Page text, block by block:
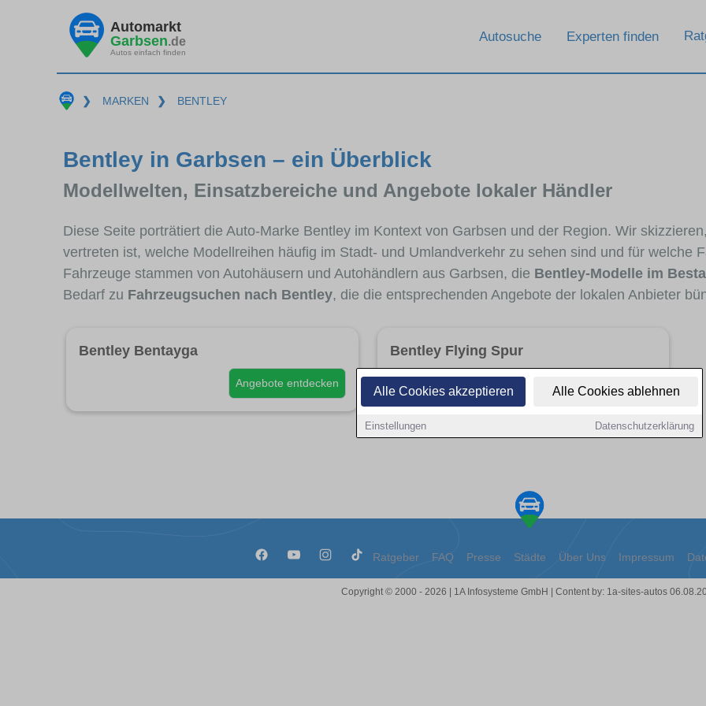
Alle Cookies akzeptieren Alle Cookies ablehnen
Einstellungen Datenschutzerklärung
Automarkt
Garbsen.de
Autos einfach finden
Autosuche Experten finden
❯ MARKEN ❯ BENTLEY
Bentley in Garbsen – ein Überblick
Modellwelten, Einsatzbereiche und Angebote lokaler Händler
Diese Seite porträtiert die Auto-Marke Bentley im Kontext von Garbsen und der Region. Wir
vertreten ist, welche Modellreihen häufig im Stadt- und Umlandverkehr zu sehen sind und für welche
Fahrzeuge stammen von Autohäusern und Autohändlern aus Garbsen, die Bentley-Modelle im
Bedarf zu Fahrzeugsuchen nach Bentley, die die entsprechenden Angebote der lokalen Anbieter
Bentley Bentayga
Angebote entdecken
Bentley Flying Spur
Ratgeber FAQ Presse Städte Über Uns Impressum
Copyright © 2000 - 2026 | 1A Infosysteme GmbH | Content by: 1a-sites-autos